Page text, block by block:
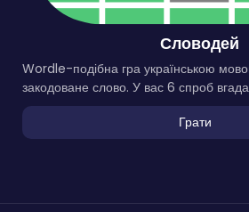
Словодей
Wordle-подібна гра українською
закодоване слово. У вас 6 спроб
Грати